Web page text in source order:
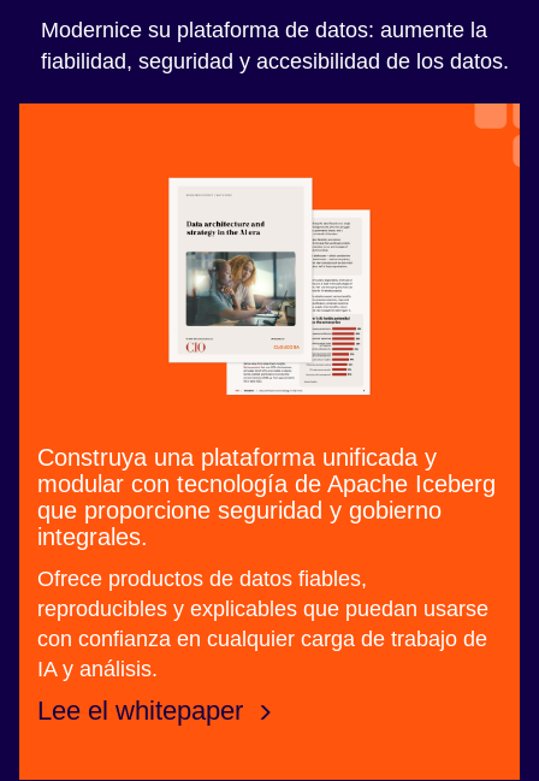
Modernice su plataforma de datos: aumente la
fiabilidad, seguridad y accesibilidad de los datos.
Construya una plataforma unificada y
modular con tecnología de Apache Iceberg
que proporcione seguridad y gobierno
integrales.
Ofrece productos de datos fiables,
reproducibles y explicables que puedan usarse
con confianza en cualquier carga de trabajo de
IA y análisis.
Lee el whitepaper